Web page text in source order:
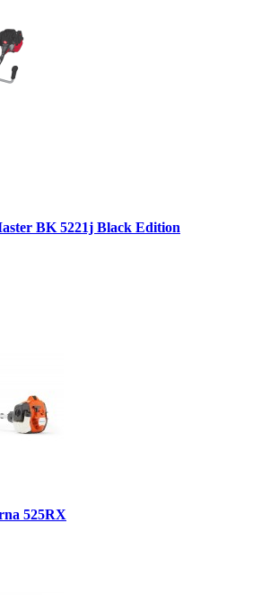
BK 5221j Black Edition
525RX